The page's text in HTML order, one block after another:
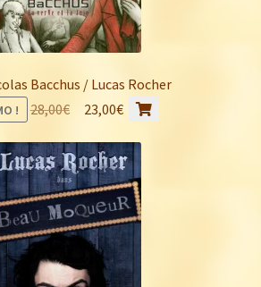
Bacchus / Lucas Rocher
! 28,00€
Le
initial
était :
28,00€.
23,00€ Le
actuel
est :
23,00€.